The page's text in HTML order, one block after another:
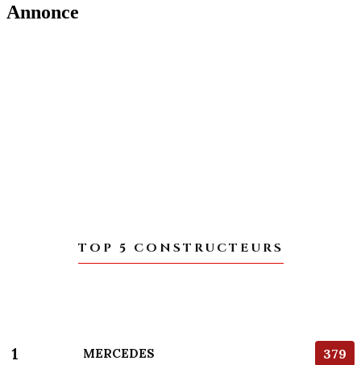
Annonce
TOP 5 CONSTRUCTEURS
1 MERCEDES 379